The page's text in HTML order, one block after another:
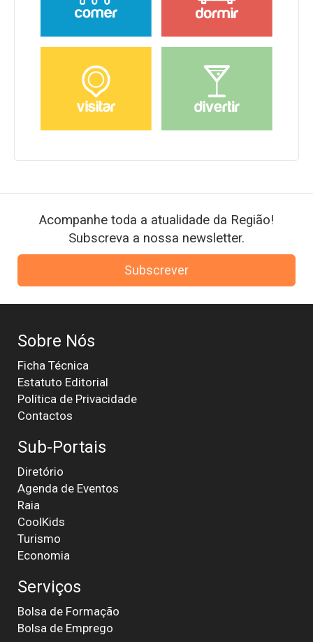
Acompanhe toda a atualidade da Região!
Subscreva a nossa newsletter.
Subscrever
Sobre Nós
Ficha Técnica
Estatuto Editorial
Política de Privacidade
Contactos
Sub-Portais
Diretório
Agenda de Eventos
Raia
CoolKids
Turismo
Economia
Serviços
Bolsa de Formação
Bolsa de Emprego